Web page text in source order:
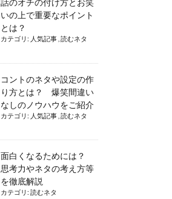
話のオチの付け方とお笑
いの上で重要なポイント
とは？
カテゴリ: 人気記事 読むネタ
コントのネタや設定の作
り方とは？ 爆笑間違い
なしのノウハウをご紹介
カテゴリ: 人気記事 読むネタ
面白くなるためには？
思考力やネタの考え方等
を徹底解説
カテゴリ: 読むネタ